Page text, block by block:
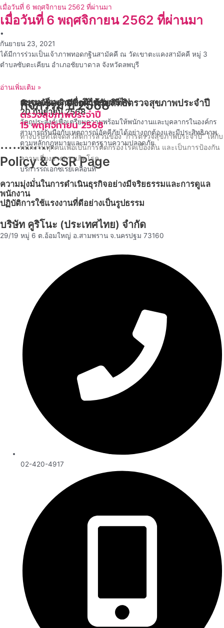
เมื่อวันที่ 6 พฤศจิกายน 2562 ที่ผ่านมา
เมื่อวันที่ 6 พฤศจิกายน 2562 ที่ผ่านมา
•
กันยายน 23, 2021
ได้มีการร่วมเป็นเจ้าภาพทอดกฐินสามัคคี ณ วัดเขาตะแคงสามัคคี หมู่ 3
ตำบลซับตะเคียน อำเภอชัยบาดาล จังหวัดลพบุรี
อ่านเพิ่มเติม »
กิจกรรม ปี 2568
อบรมดับเพลิงและฝึกซ้อมหนีไฟ
20 กันยายน 2568
วัตถุประสงค์เพื่อเตรียมความพร้อมให้พนักงานและบุคลากรในองค์กร
สามารถรับมือกับเหตุการณ์อัคคีภัยได้อย่างถูกต้องและมีประสิทธิภาพ
ตามหลักกฎหมายและมาตรฐานความปลอดภัย.
ตรวจสุขภาพประจำปี
15 พฤศจิกายน 2568
ทางบริษัทได้จัดสวัสดิการส่วนของ “การตรวจสุขภาพประจำปี” ให้กับ
พนักงานทุกคนเพื่อเป็นการคัดกรองโรคเบื้องต้น และเป็นการป้องกัน
ความเสี่ยงจากการเกิดโรค.
บริการรถเอกซเรย์เคลื่อนที่
ตรวจเช็ครายชื่อผู้ได้รับสิทธิตรวจสุขภาพประจำปี
………….
Policy & CSR Page
ความมุ่งมั่นในการดำเนินธุรกิจอย่างมีจริยธรรมและการดูแล
พนักงาน
ปฏิบัติการใช้แรงงานที่ดีอย่างเป็นรูปธรรม
บริษัท คูริโนะ (ประเทศไทย) จำกัด
29/19 หมู่ 6 ต.อ้อมใหญ่ อ.สามพราน จ.นครปฐม 73160
02-420-4917